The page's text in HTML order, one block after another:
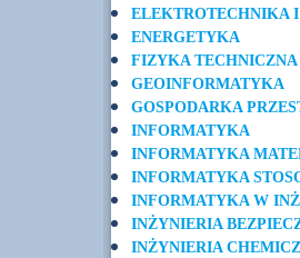
ELEKTROTECHNIKA
ENERGETYKA
FIZYKA TECHNICZNA
GEOINFORMATYKA
GOSPODARKA
INFORMATYKA
INFORMATYKA
INFORMATYKA
INFORMATYKA W
INŻYNIERIA
INŻYNIERIA